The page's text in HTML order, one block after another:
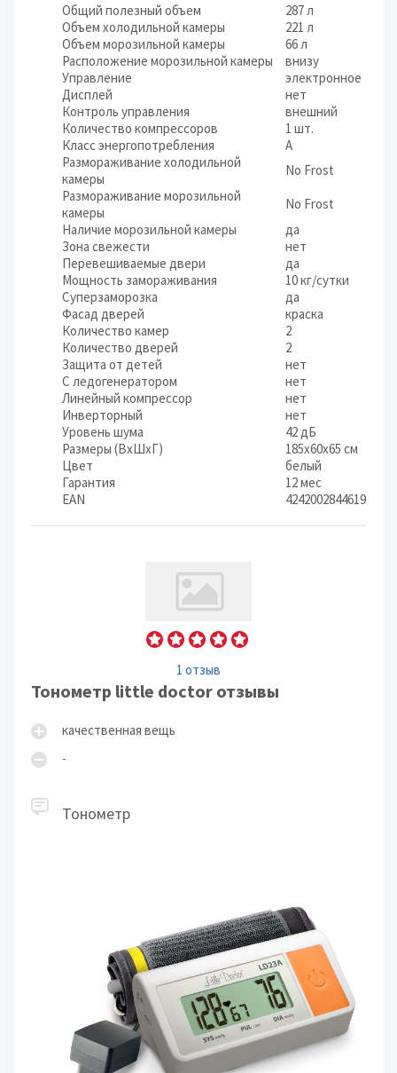
Общий полезный объем
287 л
Объем холодильной камеры
221 л
Объем морозильной камеры
66 л
Расположение морозильной камеры
внизу
Управление
электронное
Дисплей
нет
Контроль управления
внешний
Количество компрессоров
1 шт.
Класс энергопотребления
A
Размораживание холодильной
камеры
No Frost
Размораживание морозильной
камеры
No Frost
Наличие морозильной камеры
да
Зона свежести
нет
Перевешиваемые двери
да
Мощность замораживания
10 кг/cутки
Суперзаморозка
да
Фасад дверей
краска
Количество камер
2
Количество дверей
2
Защита от детей
нет
С ледогенератором
нет
Линейный компрессор
нет
Инверторный
нет
Уровень шума
42 дБ
Размеры (ВхШхГ)
185x60x65 см
Цвет
белый
Гарантия
12 мес
EAN
4242002844619
1 отзыв
Тонометр little doctor отзывы
качественная вещь
-
Тонометр